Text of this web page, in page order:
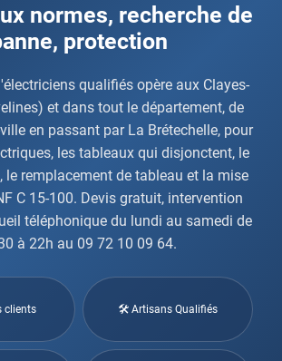
normes, recherche de
protection
qualifiés opère aux Clayes-
et dans tout le département, de
ville en passant par La Brétechelle, pour
les tableaux qui disjonctent, le
le remplacement de tableau et la mise
C 15-100. Devis gratuit, intervention
téléphonique du lundi au samedi de
à 22h au 09 72 10 09 64.
clients 🛠 Artisans Qualifiés